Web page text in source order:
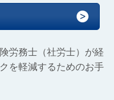
労務士（社労士）が経
を軽減するためのお手